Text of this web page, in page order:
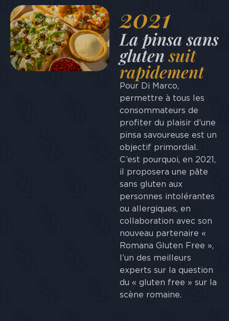
2021
La pinsa sans
glutensuit
rapidement
Pour Di Marco,
permettre à tous les
consommateurs de
profiter du plaisir d’une
pinsa savoureuse est un
objectif primordial.
C’est pourquoi, en 2021,
il proposera une pâte
sans gluten aux
personnes intolérantes
ou allergiques, en
collaboration avec son
nouveau partenaire «
Romana Gluten Free »,
l’un des meilleurs
experts sur la question
du « gluten free » sur la
scène romaine.